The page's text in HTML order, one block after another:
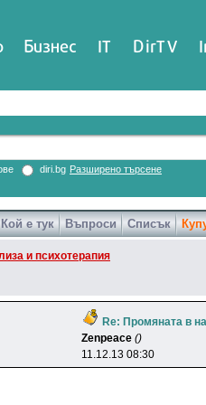
Бизнес IT DirTV
diri.bg Разширено търсене
Кой е тук Въпроси Списък
и психотерапия
Re: Промяната в
Zenpeace ()
11.12.13 08:30